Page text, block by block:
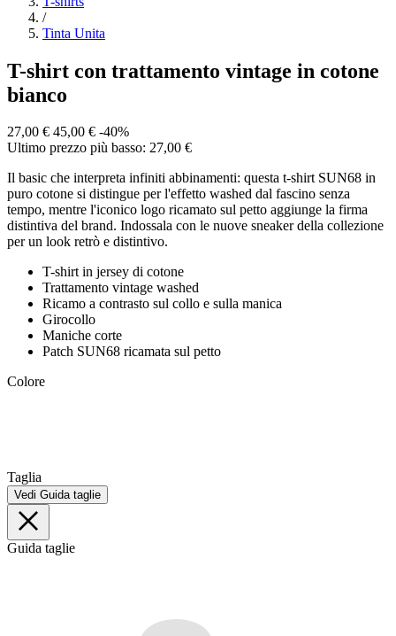
/
Tinta Unita
T-shirt con trattamento vintage in cotone
bianco
27,00 € 45,00 € -40%
Ultimo prezzo più basso: 27,00 €
Il basic che interpreta infiniti abbinamenti: questa t-shirt SUN68 in
puro cotone si distingue per l'effetto washed dal fascino senza
tempo, mentre l'iconico logo ricamato sul petto aggiunge la firma
distintiva del brand. Indossala con le nuove sneaker della collezione
per un look retrò e distintivo.
T-shirt in jersey di cotone
Trattamento vintage washed
Ricamo a contrasto sul collo e sulla manica
Girocollo
Maniche corte
Patch SUN68 ricamata sul petto
Colore
Taglia
Vedi Guida taglie
Guida taglie